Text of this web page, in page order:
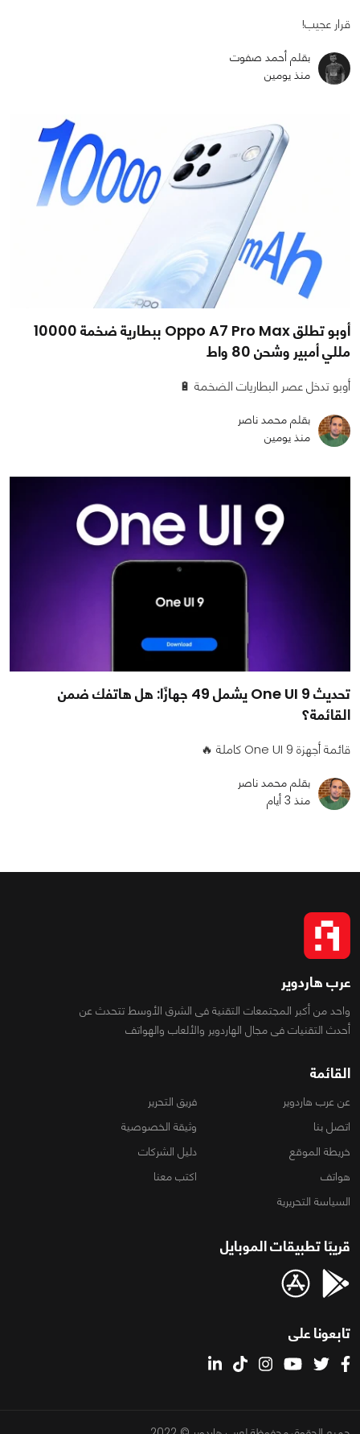
قرار عجيب!
بقلم أحمد صفوت
منذ يومين
أوبو تطلق Oppo A7 Pro Max ببطارية ضخمة 10000
مللي أمبير وشحن 80 واط
أوبو تدخل عصر البطاريات الضخمة 🔋
بقلم محمد ناصر
منذ يومين
تحديث One UI 9 يشمل 49 جهازًا: هل هاتفك ضمن
القائمة؟
قائمة أجهزة One UI 9 كاملة 🔥
بقلم محمد ناصر
منذ 3 أيام
عرب هاردوير
واحد من أكبر المجتمعات التقنية فى الشرق الأوسط تتحدث عن
أحدث التقنيات فى مجال الهاردوير والألعاب والهواتف
القائمة
عن عرب هاردوير
فريق التحرير
اتصل بنا
وثيقة الخصوصية
خريطة الموقع
دليل الشركات
هواتف
اكتب معنا
السياسة التحريرية
قريبًا تطبيقات الموبايل
تابعونا على